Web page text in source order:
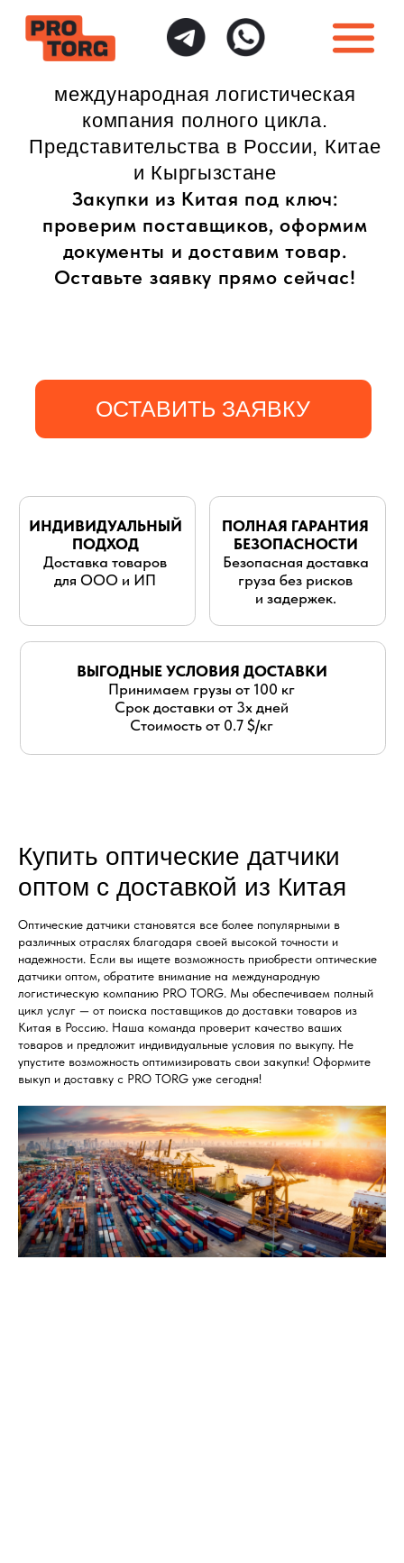
Представительства в России, Китае
и Кыргызстане
Закупки из Китая под ключ:
проверим поставщиков, оформим
документы и доставим товар.
Оставьте заявку прямо сейчас!
ОСТАВИТЬ ЗАЯВКУ
Срок доставки от 3х дней
Стоимость от 0.7 $/кг
Безопасная доставка
груза без рисков
Доставка товаров
для ООО и ИП
Купить оптические датчики
оптом с доставкой из Китая
Оптические датчики становятся все более популярными в
различных отраслях благодаря своей высокой точности и
надежности. Если вы ищете возможность приобрести оптические
датчики оптом, обратите внимание на международную
логистическую компанию PRO TORG. Мы обеспечиваем полный
цикл услуг — от поиска поставщиков до доставки товаров из
Китая в Россию. Наша команда проверит качество ваших
товаров и предложит индивидуальные условия по выкупу. Не
упустите возможность оптимизировать свои закупки! Оформите
выкуп и доставку с PRO TORG уже сегодня!